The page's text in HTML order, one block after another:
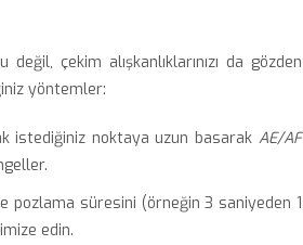
çekim alışkanlıklarınızı da gözden
yöntemler:
istediğiniz noktaya uzun basarak AE/AF
pozlama süresini (örneğin 3 saniyeden 1
edin.